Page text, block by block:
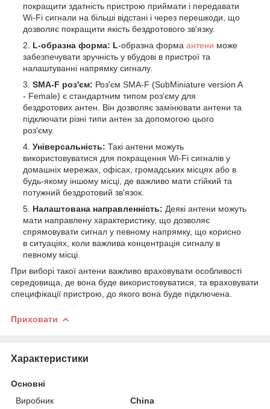
покращити здатність пристрою приймати і передавати
Wi-Fi сигнали на більші відстані і через перешкоди, що
дозволяє покращити якість бездротового зв'язку.
L-образна форма: L-образна форма антени може
забезпечувати зручність у вбудові в пристрої та
налаштуванні напрямку сигналу.
SMA-F роз'єм: Роз'єм SMA-F (SubMiniature version A
- Female) є стандартним типом роз'єму для
бездротових антен. Він дозволяє замінювати антени та
підключати різні типи антен за допомогою цього
роз'єму.
Універсальність: Такі антени можуть
використовуватися для покращення Wi-Fi сигналів у
домашніх мережах, офісах, громадських місцях або в
будь-якому іншому місці, де важливо мати стійкий та
потужний бездротовий зв'язок.
Налаштована направленність: Деякі антени можуть
мати направлену характеристику, що дозволяє
спрямовувати сигнал у певному напрямку, що корисно
в ситуаціях, коли важлива концентрація сигналу в
певному місці.
При виборі такої антени важливо враховувати особливості
середовища, де вона буде використовуватися, та враховувати
специфікації пристрою, до якого вона буде підключена.
Приховати
Характеристики
Основні
Виробник
China